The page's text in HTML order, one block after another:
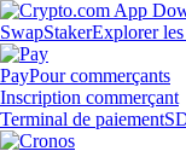
SwapStakerExplorer
PayPour commerçants
Inscription commerçant
Terminal de paiement